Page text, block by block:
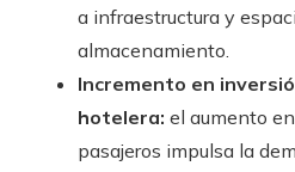
a infraestructura y
almacenamiento.
Incremento en
hotelera: el aumento
pasajeros impulsa la